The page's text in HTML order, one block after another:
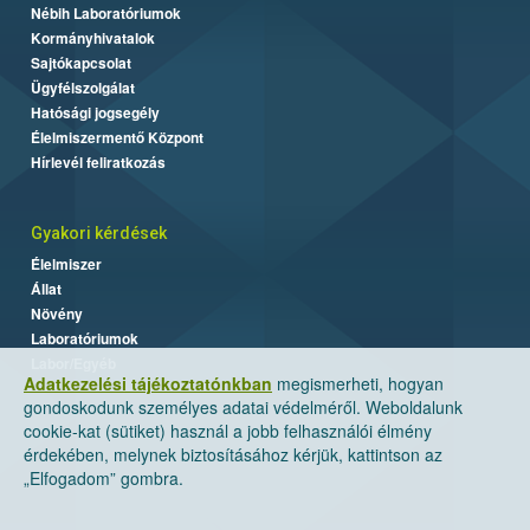
Adatkezelési tájékoztatónkban megismerheti, hogyan
gondoskodunk személyes adatai védelméről. Weboldalunk
cookie-kat (sütiket) használ a jobb felhasználói élmény
érdekében, melynek biztosításához kérjük, kattintson az
„Elfogadom” gombra.
Nébih Laboratóriumok
Kormányhivatalok
Sajtókapcsolat
Ügyfélszolgálat
Hatósági jogsegély
Élelmiszermentő Központ
Hírlevél feliratkozás
Gyakori kérdések
Élelmiszer
Állat
Növény
Laboratóriumok